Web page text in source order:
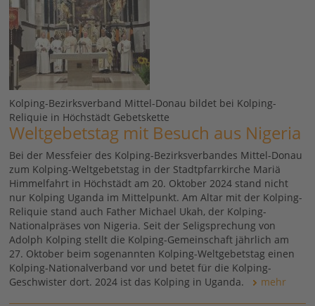
Kolping-Bezirksverband Mittel-Donau bildet bei Kolping-
Reliquie in Höchstädt Gebetskette
Weltgebetstag mit Besuch aus Nigeria
Bei der Messfeier des Kolping-Bezirksverbandes Mittel-Donau
zum Kolping-Weltgebetstag in der Stadtpfarrkirche Mariä
Himmelfahrt in Höchstädt am 20. Oktober 2024 stand nicht
nur Kolping Uganda im Mittelpunkt. Am Altar mit der Kolping-
Reliquie stand auch Father Michael Ukah, der Kolping-
Nationalpräses von Nigeria. Seit der Seligsprechung von
Adolph Kolping stellt die Kolping-Gemeinschaft jährlich am
27. Oktober beim sogenannten Kolping-Weltgebetstag einen
Kolping-Nationalverband vor und betet für die Kolping-
Geschwister dort. 2024 ist das Kolping in Uganda.
mehr